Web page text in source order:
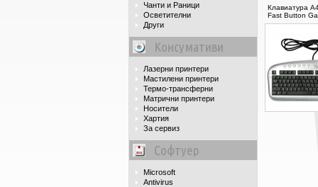
Чанти и Раници
Осветителни
Други
Консумативи
Лазерни принтери
Мастилени принтери
Термо-трансферни
Матрични принтери
Носители
Хартия
За сервиз
Софтуер
Microsoft
Antivirus
Клавиатура
Fast Button